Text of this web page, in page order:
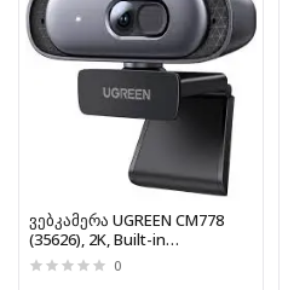
ვებკამერა UGREEN CM778
(35626), 2K, Built-in
Microphone, Webcam, Black
0